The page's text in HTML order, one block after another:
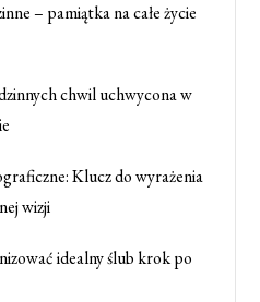
– pamiątka na całe życie
chwil uchwycona w
Klucz do wyrażenia
wizji
idealny ślub krok po